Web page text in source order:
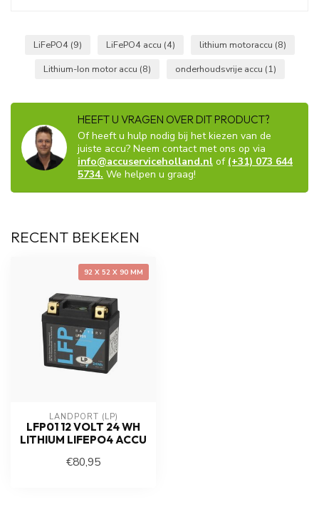
LiFePO4 (9) LiFePO4 accu (4) lithium motoraccu (8)
Lithium-Ion motor accu (8) onderhoudsvrije accu (1)
HEEFT U VRAGEN OVER DIT PRODUCT?
Of heeft u hulp nodig bij het kiezen van de
juiste accu? Neem contact met ons op via
info@accuserviceholland.nl of (+31) 073 644
5734. We helpen u graag!
RECENT BEKEKEN
92 X 52 X 90 MM
LANDPORT (LP)
LFP01 12 VOLT 24 WH
LITHIUM LIFEPO4 ACCU
€80,95